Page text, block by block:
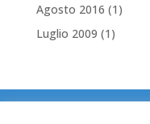
Agosto 2016 (1)
Luglio 2009 (1)